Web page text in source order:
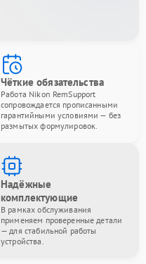
Чёткие обязательства
Работа Nikon RemSupport
сопровождается прописанными
гарантийными условиями — без
размытых формулировок.
Надёжные
комплектующие
В рамках обслуживания
применяем проверенные детали
— для стабильной работы
устройства.